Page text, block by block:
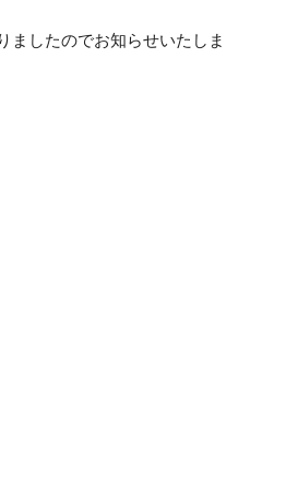
ましたのでお知らせいたしま